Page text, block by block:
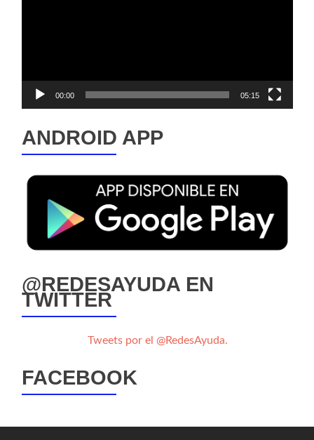
00:00 05:15
ANDROID APP
@REDESAYUDA EN
TWITTER
Tweets por el @RedesAyuda.
FACEBOOK